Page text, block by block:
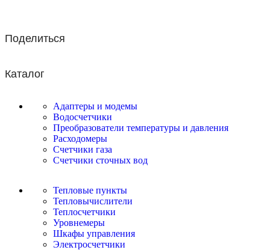
Поделиться
Каталог
Адаптеры и модемы
Водосчетчики
Преобразователи температуры и давления
Расходомеры
Счетчики газа
Счетчики сточных вод
Тепловые пункты
Тепловычислители
Теплосчетчики
Уровнемеры
Шкафы управления
Электросчетчики